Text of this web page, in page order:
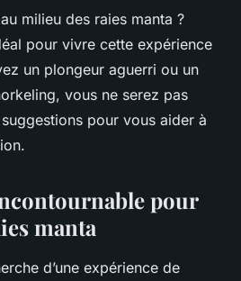
snorkeling au
manta à
min de lecture
milieu des raies manta ?
pour vivre cette expérience
un plongeur aguerri ou un
vous ne serez pas
pour vous aider à
pour
manta
d’une expérience de